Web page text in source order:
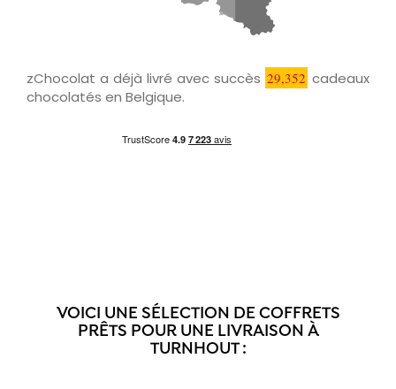
zChocolat a déjà livré avec succès 29,352 cadeaux
chocolatés en Belgique.
VOICI UNE SÉLECTION DE COFFRETS
PRÊTS POUR UNE LIVRAISON À
TURNHOUT :